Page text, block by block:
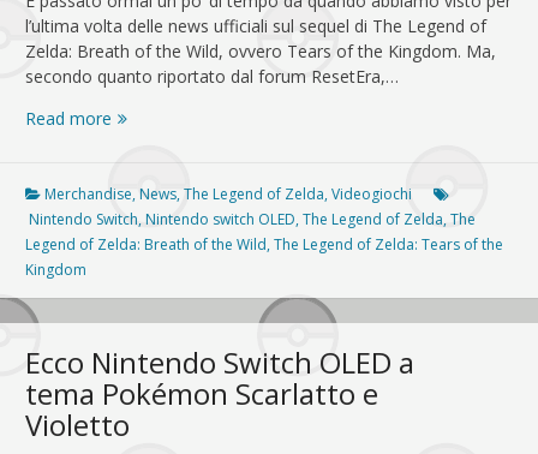
l’ultima volta delle news ufficiali sul sequel di The Legend of
Zelda: Breath of the Wild, ovvero Tears of the Kingdom. Ma,
secondo quanto riportato dal forum ResetEra,…
Read more [RUMOR]
in
rete
alcune
immagini
una
Nintendo
OLED
a
tema
Merchandise, News,The Legend of Zelda,Videogiochi
Nintendo Switch,Nintendo switch OLED,The Legend of Zelda,The
Legend of Zelda: Breath of the Wild,The Legend of Zelda: Tears of the
Kingdom
Ecco Nintendo Switch OLED a
tema Pokémon Scarlatto e
Violetto